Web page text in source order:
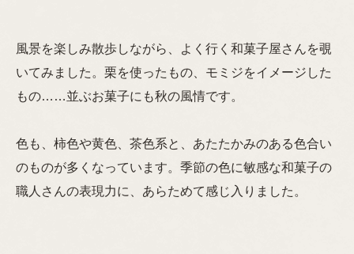
風景を楽しみ散歩しながら、よく行く和菓子屋さんを覗
いてみました。栗を使ったもの、モミジをイメージした
もの……並ぶお菓子にも秋の風情です。
色も、柿色や黄色、茶色系と、あたたかみのある色合い
のものが多くなっています。季節の色に敏感な和菓子の
職人さんの表現力に、あらためて感じ入りました。